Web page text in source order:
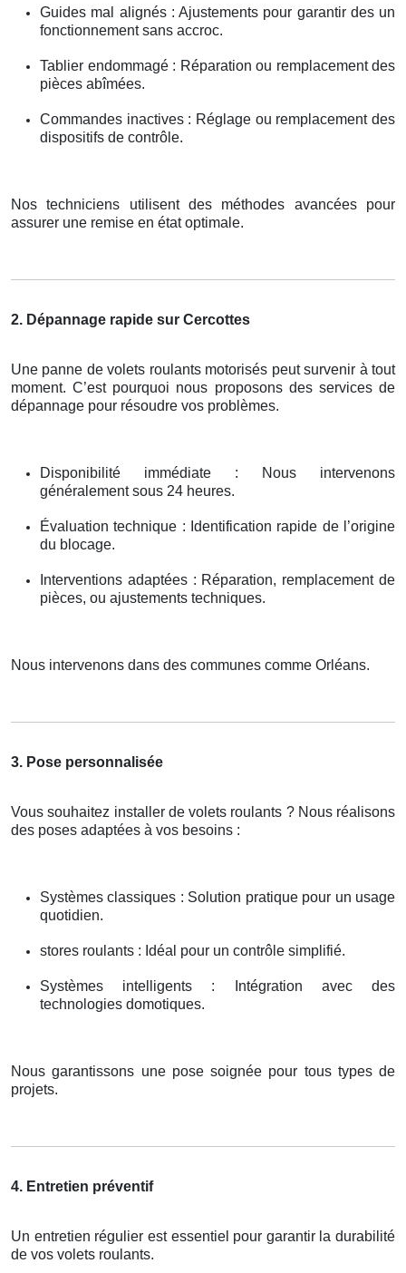
Guides mal alignés : Ajustements pour garantir des un
fonctionnement sans accroc.
Tablier endommagé : Réparation ou remplacement des
pièces abîmées.
Commandes inactives : Réglage ou remplacement des
dispositifs de contrôle.
Nos techniciens utilisent des méthodes avancées pour
assurer une remise en état optimale.
2. Dépannage rapide sur Cercottes
Une panne de volets roulants motorisés peut survenir à tout
moment. C’est pourquoi nous proposons des services de
dépannage pour résoudre vos problèmes.
Disponibilité immédiate : Nous intervenons
généralement sous 24 heures.
Évaluation technique : Identification rapide de l’origine
du blocage.
Interventions adaptées : Réparation, remplacement de
pièces, ou ajustements techniques.
Nous intervenons dans des communes comme Orléans.
3. Pose personnalisée
Vous souhaitez installer de volets roulants ? Nous réalisons
des poses adaptées à vos besoins :
Systèmes classiques : Solution pratique pour un usage
quotidien.
stores roulants : Idéal pour un contrôle simplifié.
Systèmes intelligents : Intégration avec des
technologies domotiques.
Nous garantissons une pose soignée pour tous types de
projets.
4. Entretien préventif
Un entretien régulier est essentiel pour garantir la durabilité
de vos volets roulants.